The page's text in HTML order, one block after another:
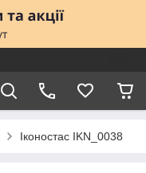
Іконостас IKN_0038